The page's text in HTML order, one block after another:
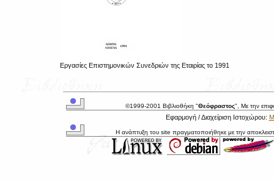
Εργασίες Επιστημονικών Συνεδριών της Εταιρίας το 1991
©1999-2001 Βιβλιοθήκη "Θεόφραστος", Με την
Εφαρμογή / Διαχείριση Ιστοχώρου:
Η ανάπτυξη του site πραγματοποιήθηκε με την